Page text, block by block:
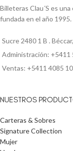
Billeteras Clau´S es
fundada en el año 1995.
Sucre 2480 1 B .
Administración: +5411
Ventas: +5411 4085
NUESTROS
Carteras & Sobres
Signature Collection
Mujer